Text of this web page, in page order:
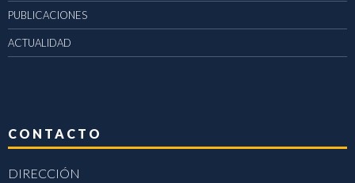
PUBLICACIONES
ACTUALIDAD
CONTACTO
DIRECCIÓN